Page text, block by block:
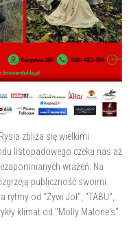
zbliża się wielkimi
listopadowego czeka nas aż
wrażeń. Na
publiczność swoimi
rytmy od "Żywi Joł", "TABU",
klimat od "Molly Malone's".